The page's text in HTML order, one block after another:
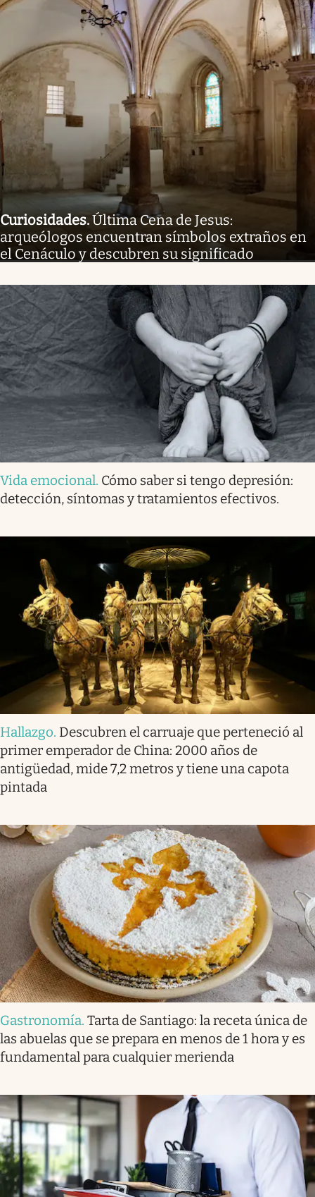
Curiosidades.Última Cena de Jesus:
arqueólogos encuentran símbolos extraños en
el Cenáculo y descubren su significado
Vida emocional. Cómo saber si tengo depresión:
detección, síntomas y tratamientos efectivos.
Hallazgo. Descubren el carruaje que perteneció al
primer emperador de China: 2000 años de
antigüedad, mide 7,2 metros y tiene una capota
pintada
Gastronomía. Tarta de Santiago: la receta única de
las abuelas que se prepara en menos de 1 hora y es
fundamental para cualquier merienda